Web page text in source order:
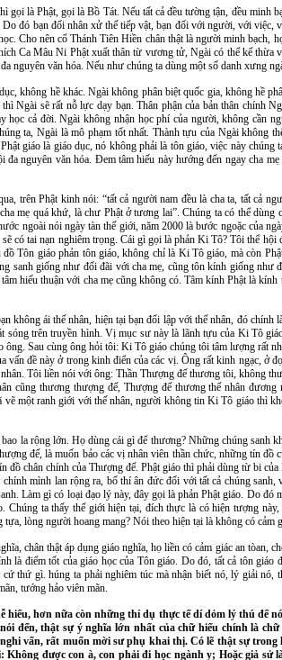
gọi là Phật, gọi là Bồ Tát. Nếu tất cả đều tường tận, đều minh
đó bạn đối nhân xử thế tiếp vật, bạn đối với người, với
Cho nên cổ Thánh Tiên Hiền chân thật là người minh bạch,
Ca Mâu Ni Phật xuất thân từ vương tử, Ngài có thể kế
nguyên văn hóa. Nếu như chúng ta dùng một số danh xưng
không hề khác. Ngài không phân biệt quốc gia, không hề
Ngài sẽ rất nỗ lực dạy bạn. Thân phận của bản thân chính
học cả đời. Ngài không nhận học phí của người, không cần
ta, Ngài là mô phạm tốt nhất. Thành tựu của Ngài không
giáo là giáo dục, nó không phải là tôn giáo, việc này
đa nguyên văn hóa. Đem tâm hiếu này hướng đến ngay cha
trên Phật kinh nói: “tất cả người nam đều là cha ta, tất cả
mẹ quá khứ, là chư Phật ở tương lai”. Chúng ta có thể
ngoài nói ngày tàn thế giới, năm 2000 là bước ngoặc của
có tai nạn nghiêm trọng. Cái gì gọi là phản Ki Tô? Tôi thể
Tôn giáo phản tôn giáo, không chỉ là Ki Tô giáo, mà còn
sanh giống như đối đãi với cha mẹ, cũng tôn kính giống
hiếu thuận với cha mẹ cũng không có. Tâm kính Phật là
không ái thế nhân, hiện tại bạn đối lập với thế nhân, đó
sóng trên truyền hình. Vị mục sư này là lãnh tựu của Ki Tô
ông. Sau cùng ông hỏi tôi: Ki Tô giáo chúng tôi tâm lượng rất
vấn đề này ở trong kinh điển của các vị. Ông rất kinh ngạc, ở
Tôi liền nói với ông: Thần Thượng đế thương tôi, không
cũng thương thượng đế, Thượng đế thương thế nhân
một ranh giới với thế nhân, người không tin Ki Tô giáo thì
la rộng lớn. Họ dùng cái gì để thương? Những chúng sanh
đế, là muốn bảo các vị nhân viên thần chức, những tín
đồ chân chính của Thượng đế. Phật giáo thì phải dùng từ bi
mình lan rộng ra, bố thí ân đức đối với tất cả chúng
Làm gì có loại đạo lý này, đây gọi là phản Phật giáo. Do
Chúng ta thấy thế giới hiện tại, đích thực là có hiện tượng
lòng người hoang mang? Nói theo hiện tại là không có cảm
chân thật áp dụng giáo nghĩa, họ liền có cảm giác an tòan,
là điểm tốt của giáo học của Tôn giáo. Do đó, tất cả tôn giáo
thứ gì. húng ta phải nghiêm túc mà nhận biết nó, lý giải
tướng hảo viên mãn.
hơn nữa còn những thí dụ thực tế dí dỏm lý thú để
đến, thật sự ý nghĩa lớn nhất của chữ hiếu chính là
vấn, rất muốn mời sư phụ khai thị. Có lẽ thật sự
được con à, con phải đi học ngành y; Hoặc giả sử